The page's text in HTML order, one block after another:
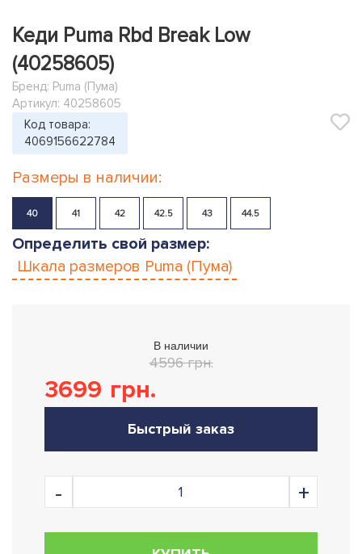
Кеди Puma Rbd Break Low
(40258605)
Бренд: Puma (Пума)
Артикул: 40258605
Код товара:
4069156622784
Размеры в наличии:
40 41 42 42.5 43 44.5
Определить свой размер:
Шкала размеров Puma (Пума)
В наличии
4596 грн.
3699 грн.
Быстрый заказ